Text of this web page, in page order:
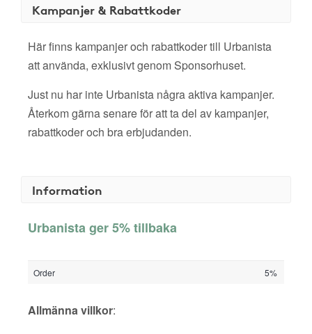
Kampanjer & Rabattkoder
Här finns kampanjer och rabattkoder till Urbanista
att använda, exklusivt genom Sponsorhuset.
Just nu har inte Urbanista några aktiva kampanjer.
Återkom gärna senare för att ta del av kampanjer,
rabattkoder och bra erbjudanden.
Information
Urbanista ger 5% tillbaka
Order 5%
Allmänna villkor: